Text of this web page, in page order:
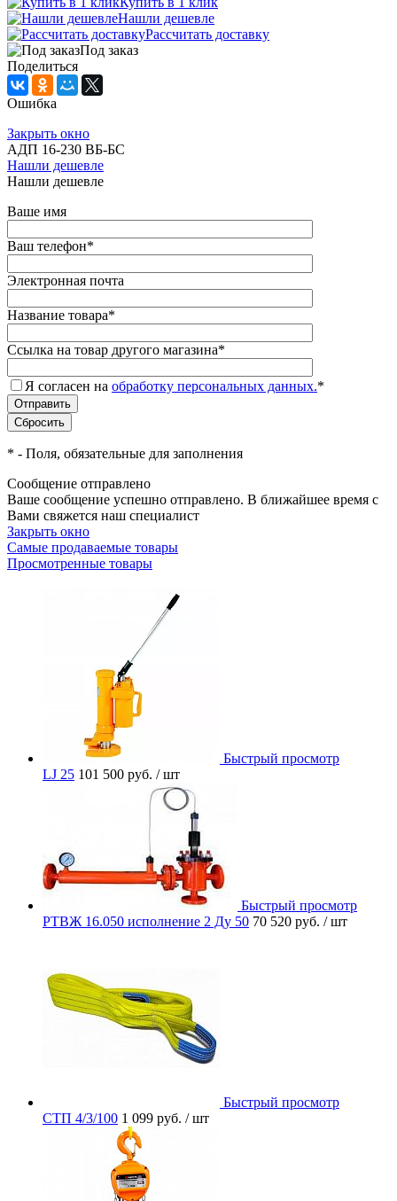
Нашли дешевле
Рассчитать доставку
Под заказ
Поделиться
Ошибка
Закрыть окно
АДП 16-230 ВБ-БС
Нашли дешевле
Нашли дешевле
Ваше имя
Ваш телефон*
Электронная почта
Название товара*
Ссылка на товар другого магазина*
Я согласен на обработку персональных данных.*
* - Поля, обязательные для заполнения
Сообщение отправлено
Ваше сообщение успешно отправлено. В ближайшее время с
Вами свяжется наш специалист
Закрыть окно
Самые продаваемые товары
Просмотренные товары
Быстрый просмотр
LJ 25 101 500 руб. / шт
Быстрый просмотр
РТВЖ 16.050 исполнение 2 Ду 50 70 520 руб. / шт
Быстрый просмотр
СТП 4/3/100 1 099 руб. / шт